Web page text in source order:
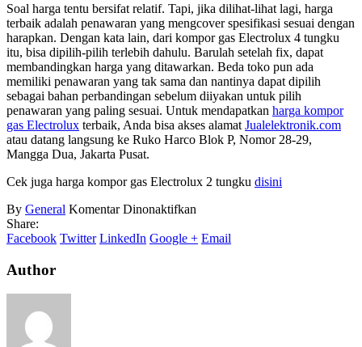
Soal harga tentu bersifat relatif. Tapi, jika dilihat-lihat lagi, harga
terbaik adalah penawaran yang mengcover spesifikasi sesuai dengan
harapkan. Dengan kata lain, dari kompor gas Electrolux 4 tungku
itu, bisa dipilih-pilih terlebih dahulu. Barulah setelah fix, dapat
membandingkan harga yang ditawarkan. Beda toko pun ada
memiliki penawaran yang tak sama dan nantinya dapat dipilih
sebagai bahan perbandingan sebelum diiyakan untuk pilih
penawaran yang paling sesuai. Untuk mendapatkan harga kompor
gas Electrolux terbaik, Anda bisa akses alamat Jualelektronik.com
atau datang langsung ke Ruko Harco Blok P, Nomor 28-29,
Mangga Dua, Jakarta Pusat.
Cek juga harga kompor gas Electrolux 2 tungku disini
By General Komentar Dinonaktifkan
Gas
Share:
Facebook Twitter LinkedIn Google + Email
Author